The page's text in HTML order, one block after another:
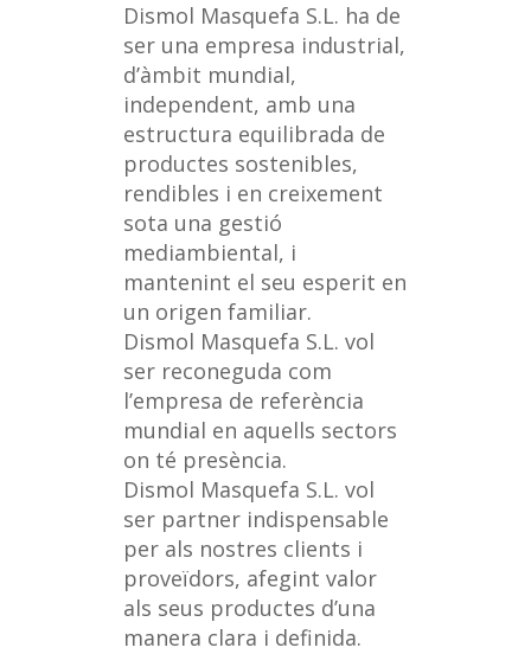
Dismol Masquefa S.L. ha de
ser una empresa industrial,
d’àmbit mundial,
independent, amb una
estructura equilibrada de
productes sostenibles,
rendibles i en creixement
sota una gestió
mediambiental, i
mantenint el seu esperit en
un origen familiar.
Dismol Masquefa S.L. vol
ser reconeguda com
l’empresa de referència
mundial en aquells sectors
on té presència.
Dismol Masquefa S.L. vol
ser partner indispensable
per als nostres clients i
proveïdors, afegint valor
als seus productes d’una
manera clara i definida.